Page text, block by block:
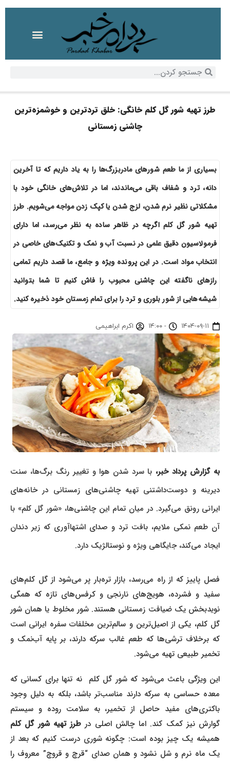
طرز تهیه شور گل کلم خانگی: خلق تردترین و خوشمزه‌ترین
چاشنی زمستانی
بسیاری از ما طعم شورهای مادربزرگ‌ها را به یاد داریم که تا آخرین
دانه، ترد و شفاف باقی می‌ماندند، اما در تلاش‌های خانگی خود با
مشکلاتی نظیر نرم شدن، لزج شدن یا کپک زدن مواجه می‌شویم. طرز
تهیه شور گل کلم اگرچه در ظاهر ساده به نظر می‌رسد، اما دارای
فرمولاسیون دقیق علمی در نسبت آب و نمک و تکنیک‌های خاصی در
انتخاب مواد است. در این پرونده ویژه و جامع، ما قصد داریم تمامی
رازهای ناگفته این چاشنی محبوب را فاش کنیم تا شما بتوانید
شیشه‌هایی از شور بلوری و ترد را برای تمام زمستان خود ذخیره کنید.
۱۴۰۴-۰۹-۱۱ - ۱۴:۰۰ اکرم ابراهیمی
به گزارش پرداد خبر،با سرد شدن هوا و تغییر رنگ برگ‌ها، سنت
دیرینه و دوست‌داشتنی تهیه چاشنی‌های زمستانی در خانه‌های
ایرانی رونق می‌گیرد. در میان تمام این چاشنی‌ها، «شور گل کلم» با
آن طعم نمکی ملایم، بافت ترد و صدای اشتهاآوری که زیر دندان
ایجاد می‌کند، جایگاهی ویژه و نوستالژیک دارد.
فصل پاییز که از راه می‌رسد، بازار تره‌بار پر می‌شود از گل کلم‌های
سفید و فشرده، هویج‌های نارنجی و کرفس‌های تازه که همگی
نویدبخش یک ضیافت زمستانی هستند. شور مخلوط یا همان شور
گل کلم، یکی از اصیل‌ترین و سالم‌ترین مخلفات سفره ایرانی است
که برخلاف ترشی‌ها که طعم غالب سرکه دارند، بر پایه آب‌نمک و
تخمیر طبیعی تهیه می‌شود.
این ویژگی باعث می‌شود که شور گل کلم نه تنها برای کسانی که
معده حساسی به سرکه دارند مناسب‌تر باشد، بلکه به دلیل وجود
باکتری‌های مفید حاصل از تخمیر، به سلامت روده و سیستم
گوارش نیز کمک کند. اما چالش اصلی در طرز تهیه شور گل کلم
همیشه یک چیز بوده است: چگونه شوری درست کنیم که بعد از
یک ماه نرم و شل نشود و همان صدای “قرچ و قروچ” معروف را